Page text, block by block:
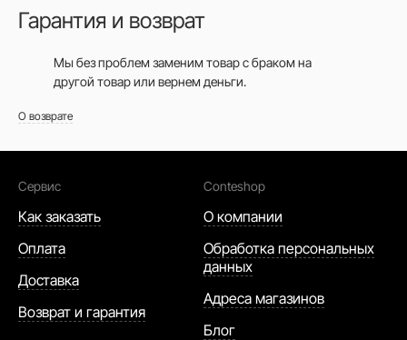
Гарантия и возврат
Мы без проблем заменим товар с браком на
другой товар или вернем деньги.
О возврате
Сервис
Как заказать
Оплата
Доставка
Возврат и гарантия
Conteshop
О компании
Обработка персональных
данных
Адреса магазинов
Блог